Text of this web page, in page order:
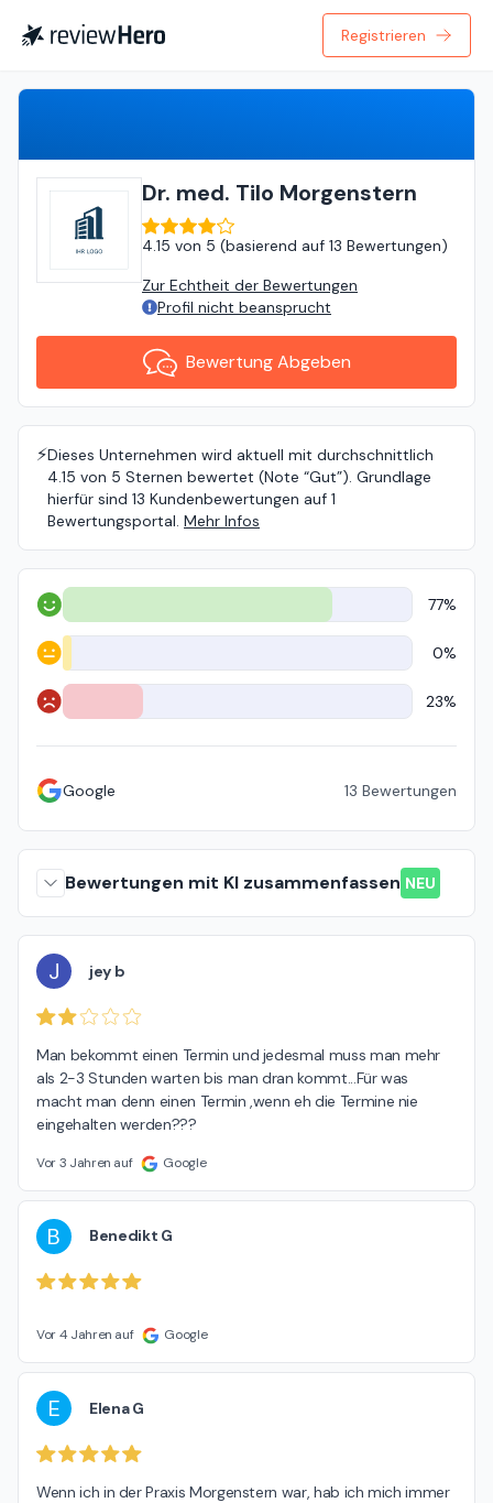
Registrieren
Dr. med. Tilo Morgenstern
4.15 von 5 (basierend auf 13 Bewertungen)
Zur Echtheit der Bewertungen
Profil nicht beansprucht
Bewertung Abgeben
⚡️Dieses Unternehmen wird aktuell mit durchschnittlich
4.15 von 5 Sternen bewertet (Note “Gut”). Grundlage
hierfür sind 13 Kundenbewertungen auf 1
Bewertungsportal. Mehr Infos
Positiv 77%
Neutral 0%
Negativ 23%
Google 13 Bewertungen
Bewertungen mit KI zusammenfassen NEU
J jey b
Man bekommt einen Termin und jedesmal muss man mehr
als 2-3 Stunden warten bis man dran kommt...Für was
macht man denn einen Termin ,wenn eh die Termine nie
eingehalten werden???
Vor 3 Jahren auf Google
B Benedikt G
Vor 4 Jahren auf Google
E Elena G
Wenn ich in der Praxis Morgenstern war, hab ich mich immer